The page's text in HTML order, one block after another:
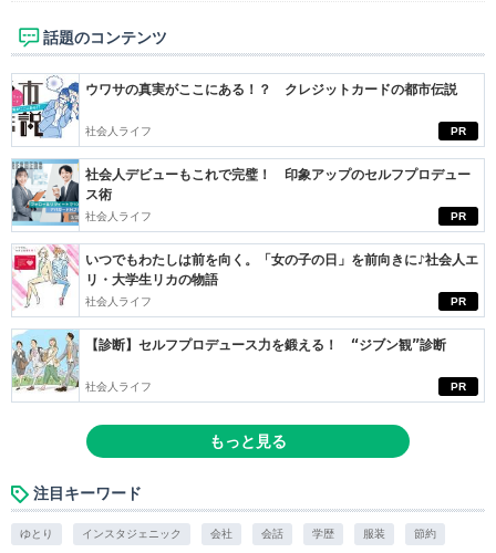
話題のコンテンツ
PR
ウワサの真実がここにある！？ クレジットカードの都市伝説
社会人ライフ
PR
社会人デビューもこれで完璧！ 印象アップのセルフプロデュー
ス術
社会人ライフ
PR
いつでもわたしは前を向く。「女の子の日」を前向きに♪社会人エ
リ・大学生リカの物語
社会人ライフ
PR
【診断】セルフプロデュース力を鍛える！ “ジブン観”診断
社会人ライフ
もっと見る
注目キーワード
ゆとり インスタジェニック 会社 会話 学歴 服装 節約